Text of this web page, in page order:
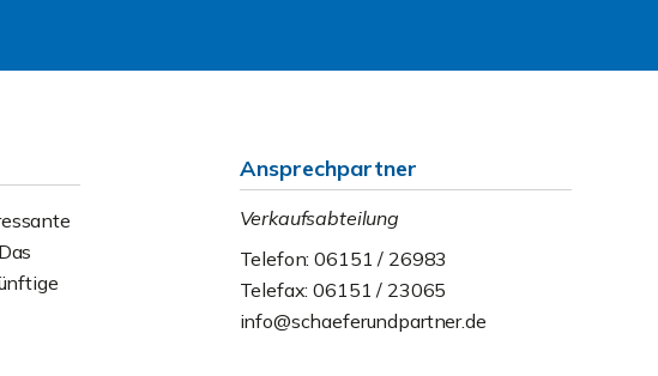
Ansprechpartner
Verkaufsabteilung
Telefon: 06151 / 26983
Telefax: 06151 / 23065
info@schaeferundpartner.de